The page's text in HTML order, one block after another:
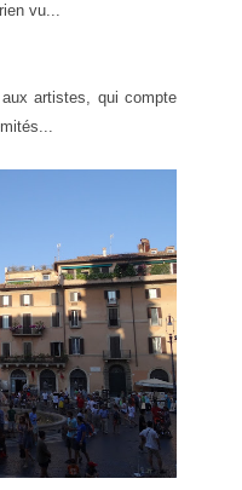
vu...
artistes, qui compte